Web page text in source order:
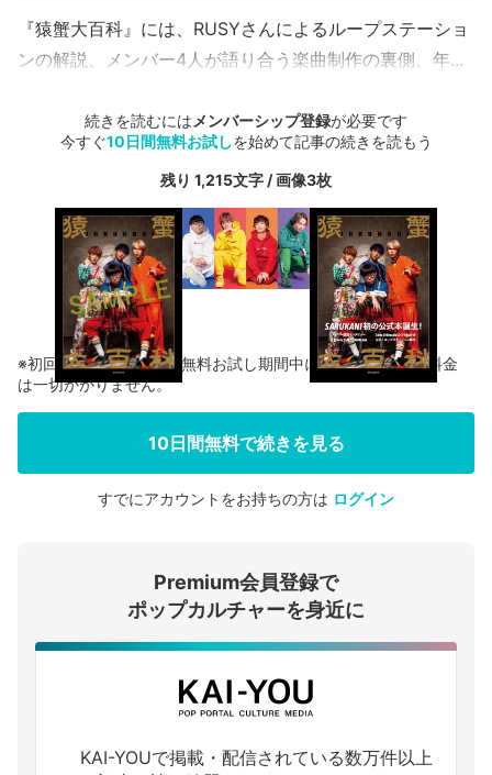
『猿蟹大百科』には、RUSYさんによるループステーショ
ンの解説、メンバー4人が語り合う楽曲制作の裏側、年...
続きを読むには メンバーシップ登録が必要です
今すぐ10日間無料お試しを始めて記事の続きを読もう
残り 1,215文字 / 画像3枚
会員登録する
ログインする
※初回登録の方に限り、無料お試し期間中に解約した場合、料金
は一切かかりません。
10日間無料で続きを見る
すでにアカウントをお持ちの方は ログイン
Premium会員登録で
ポップカルチャーを身近に
KAI-YOUで掲載・配信されている数万件以上